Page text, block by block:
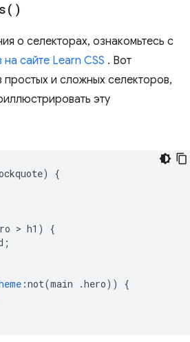
)
о селекторах, ознакомьтесь с
сайте Learn CSS . Вот
и сложных селекторов,
эту
)
{
> h1 )
{
;
:not(main .hero))
{